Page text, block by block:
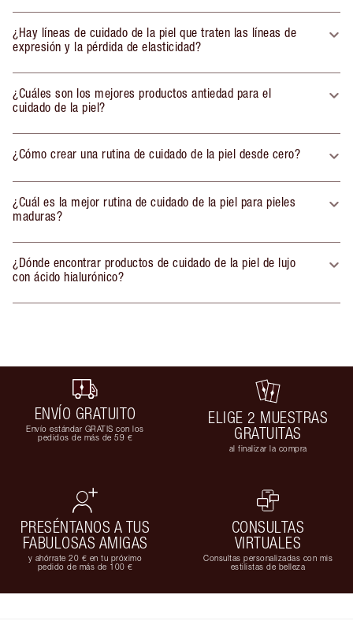
¿Hay líneas de cuidado de la piel que traten las líneas de
expresión y la pérdida de elasticidad?
¿Cuáles son los mejores productos antiedad para el
cuidado de la piel?
¿Cómo crear una rutina de cuidado de la piel desde cero?
¿Cuál es la mejor rutina de cuidado de la piel para pieles
maduras?
¿Dónde encontrar productos de cuidado de la piel de lujo
con ácido hialurónico?
ENVÍO GRATUITO
Envío estándar GRATIS con los
pedidos de más de 59 €
ELIGE 2 MUESTRAS
GRATUITAS
al finalizar la compra
PRESÉNTANOS A TUS
FABULOSAS AMIGAS
y ahórrate 20 € en tu próximo
pedido de más de 100 €
CONSULTAS
VIRTUALES
Consultas personalizadas con mis
estilistas de belleza